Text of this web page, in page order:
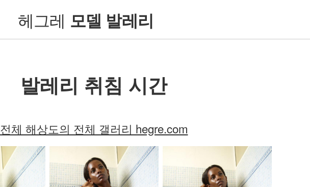
헤그레 모델 발레리
발레리 취침 시간
전체 해상도의 전체 갤러리 hegre.com